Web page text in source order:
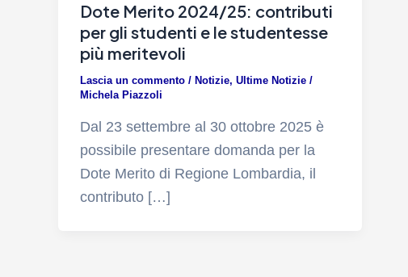
Dote Merito 2024/25: contributi
per gli studenti e le studentesse
più meritevoli
Lascia un commento / Notizie, Ultime Notizie /
Michela Piazzoli
Dal 23 settembre al 30 ottobre 2025 è
possibile presentare domanda per la
Dote Merito di Regione Lombardia, il
contributo […]